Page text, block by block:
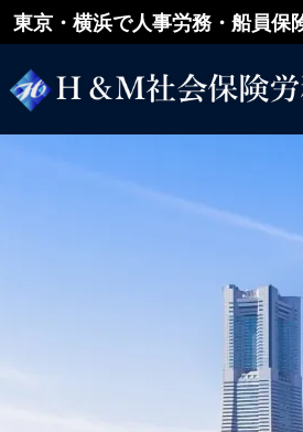
東京・横浜で人事労務・船員保